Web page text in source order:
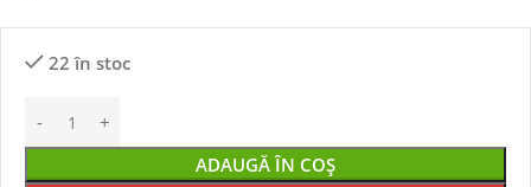
22 în stoc
ADAUGĂ ÎN COȘ